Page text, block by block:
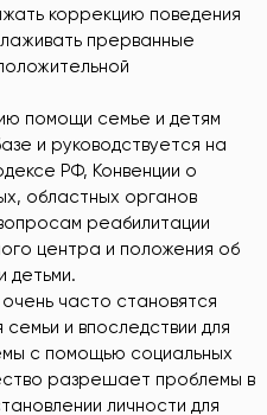
коррекцию поведения
прерванные
помощи семье и детям
и руководствуется на
РФ, Конвенции о
областных органов
реабилитации
центра и положения об
детьми.
часто становятся
и впоследствии для
с помощью социальных
разрешает проблемы в
личности для